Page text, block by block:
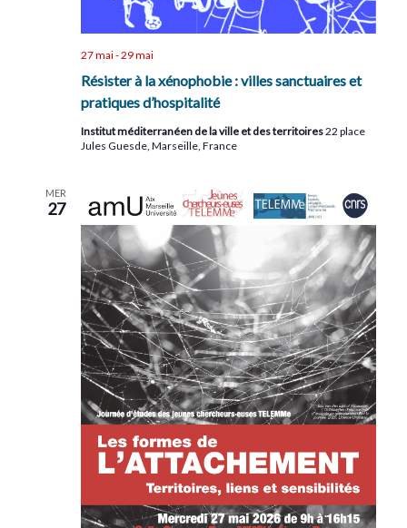
Résister à la xénophobie : villes sanctuaires et
pratiques d’hospitalité
27 mai-29 mai
Institut méditerranéen de la ville et des territoires22 place
Jules Guesde, Marseille, France
MER
27